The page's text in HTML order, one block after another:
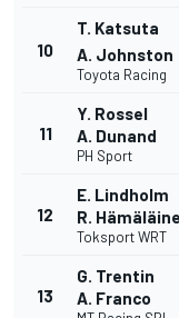
10
T. Katsuta
A. Johnston
Toyota Racing
11
Y. Rossel
A. Dunand
PH Sport
12
E. Lindholm
R.
Toksport WRT
13
G. Trentin
A. Franco